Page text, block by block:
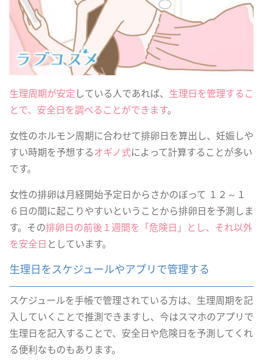
生理周期が安定している人であれば、 生理日を管理するこ
とで、安全日を調べることができます。
女性のホルモン周期に合わせて排卵日を算出し、妊娠しや
すい時期を予想するオギノ式によって計算することが多い
です。
女性の排卵は月経開始予定日からさかのぼって １２～１
６日の間に起こりやすいということから排卵日を予測しま
す。その排卵日の前後１週間を「危険日」とし、それ以外
を安全日 としています。
生理日をスケジュールやアプリで管理する
スケジュールを手帳で管理されている方は、生理周期を記
入していくことで推測できますし、今はスマホのアプリで
生理日を記入することで、安全日や危険日を予測してくれ
る便利なものもあります。